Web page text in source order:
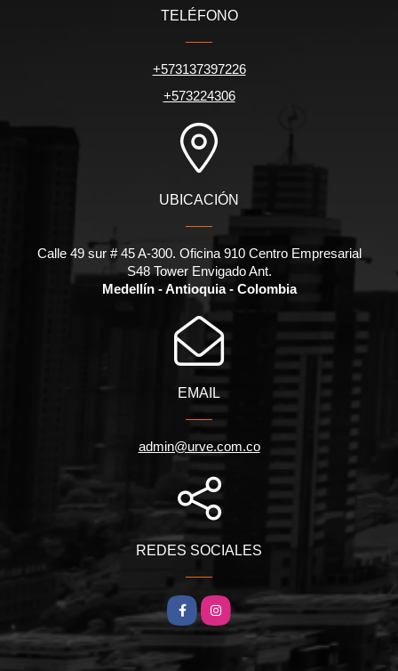
TELÉFONO
+573137397226
+573224306
UBICACIÓN
Calle 49 sur # 45 A-300. Oficina 910 Centro Empresarial
S48 Tower Envigado Ant.
Medellín - Antioquia - Colombia
EMAIL
admin@urve.com.co
REDES SOCIALES
FacebookInstagram